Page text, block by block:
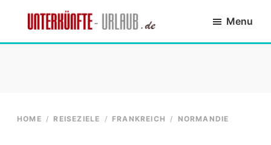
Unterkünfte-
finde
Menu
HOME / REISEZIELE / FRANKREICH / NORMANDIE